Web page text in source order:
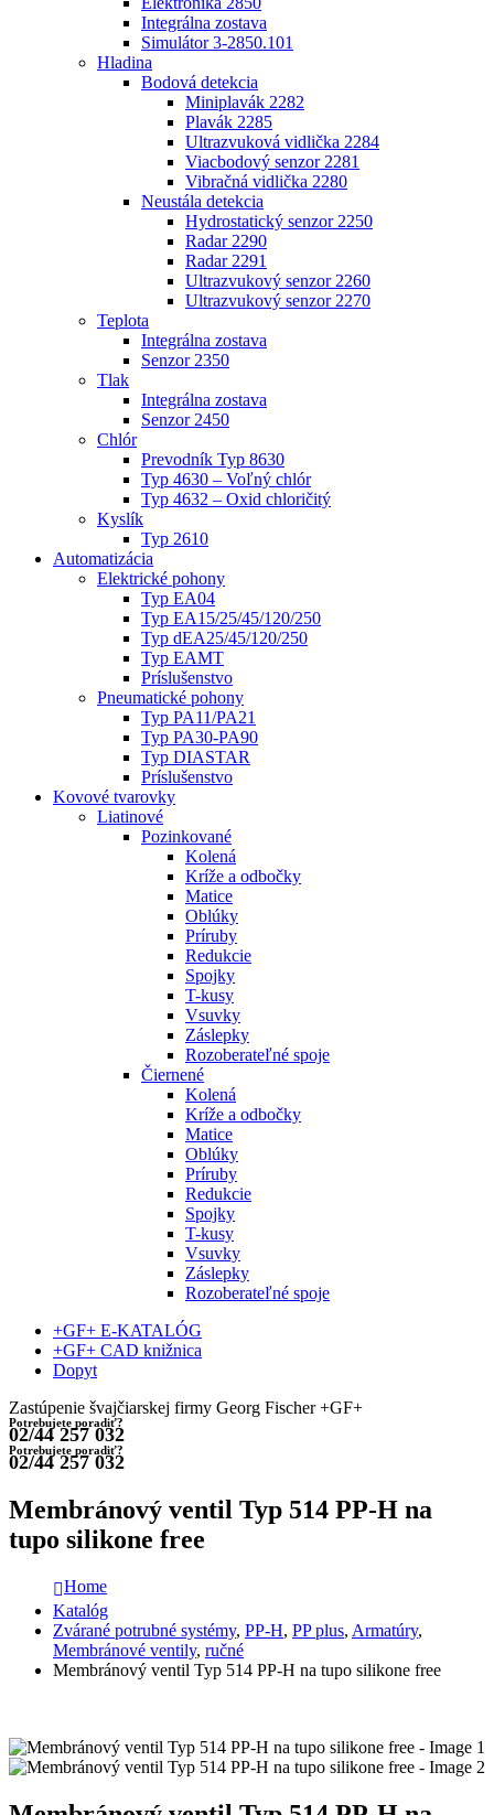
Integrálna zostava
Simulátor 3-2850.101
Hladina
Bodová detekcia
Miniplavák 2282
Plavák 2285
Ultrazvuková vidlička 2284
Viacbodový senzor 2281
Vibračná vidlička 2280
Neustála detekcia
Hydrostatický senzor 2250
Radar 2290
Radar 2291
Ultrazvukový senzor 2260
Ultrazvukový senzor 2270
Teplota
Integrálna zostava
Senzor 2350
Tlak
Integrálna zostava
Senzor 2450
Chlór
Prevodník Typ 8630
Typ 4630 – Voľný chlór
Typ 4632 – Oxid chloričitý
Kyslík
Typ 2610
Automatizácia
Elektrické pohony
Typ EA04
Typ EA15/25/45/120/250
Typ dEA25/45/120/250
Typ EAMT
Príslušenstvo
Pneumatické pohony
Typ PA11/PA21
Typ PA30-PA90
Typ DIASTAR
Príslušenstvo
Kovové tvarovky
Liatinové
Pozinkované
Kolená
Kríže a odbočky
Matice
Oblúky
Príruby
Redukcie
Spojky
T-kusy
Vsuvky
Záslepky
Rozoberateľné spoje
Čiernené
Kolená
Kríže a odbočky
Matice
Oblúky
Príruby
Redukcie
Spojky
T-kusy
Vsuvky
Záslepky
Rozoberateľné spoje
+GF+ E-KATALÓG
+GF+ CAD knižnica
Dopyt
Zastúpenie švajčiarskej firmy Georg Fischer +GF+
Potrebujete poradiť?
02/44 257 032
Potrebujete poradiť?
02/44 257 032
Membránový ventil Typ 514 PP-H na
tupo silikone free
Home
Katalóg
Zvárané potrubné systémy, PP-H, PP plus, Armatúry,
Membránové ventily, ručné
Membránový ventil Typ 514 PP-H na tupo silikone free